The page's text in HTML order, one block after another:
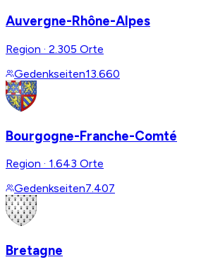
Auvergne-Rhône-Alpes
Region · 2.305 Orte
Gedenkseiten13.660
Bourgogne-Franche-Comté
Region · 1.643 Orte
Gedenkseiten7.407
Bretagne